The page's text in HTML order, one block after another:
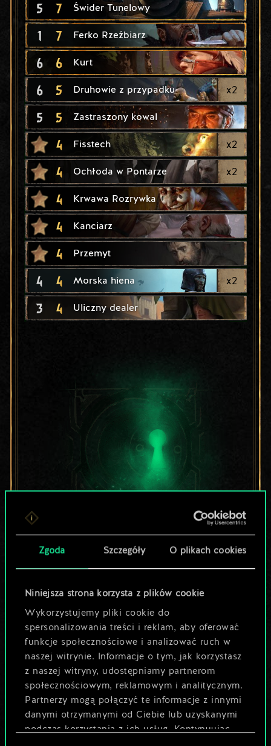
Zgoda Szczegóły O plikach cookies
Niniejsza strona korzysta z plików cookie
Wykorzystujemy pliki cookie do
spersonalizowania treści i reklam, aby oferować
funkcje społecznościowe i analizować ruch w
naszej witrynie. Informacje o tym, jak korzystasz
z naszej witryny, udostępniamy partnerom
społecznościowym, reklamowym i analitycznym.
Partnerzy mogą połączyć te informacje z innymi
danymi otrzymanymi od Ciebie lub uzyskanymi
podczas korzystania z ich usług. Kontynuując
5 7 Świder Tunelowy
1 7 Ferko Rzeźbiarz
6 6 Kurt
6 5 Druhowie z przypadku x2
5 5 Zastraszony kowal
4 Fisstech x2
4 Ochłoda w Pontarze x2
4 Krwawa Rozrywka
4 Kanciarz
4 Przemyt
4 4 Morska hiena x2
3 4 Uliczny dealer
Lubisz grać tą talią?
Pomóż społeczności
odkryć jej
potencjał!
Nazwij talię i opisz swoją strategię
Edytuj talię